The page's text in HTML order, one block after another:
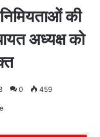
की
अध्यक्ष को
0 459